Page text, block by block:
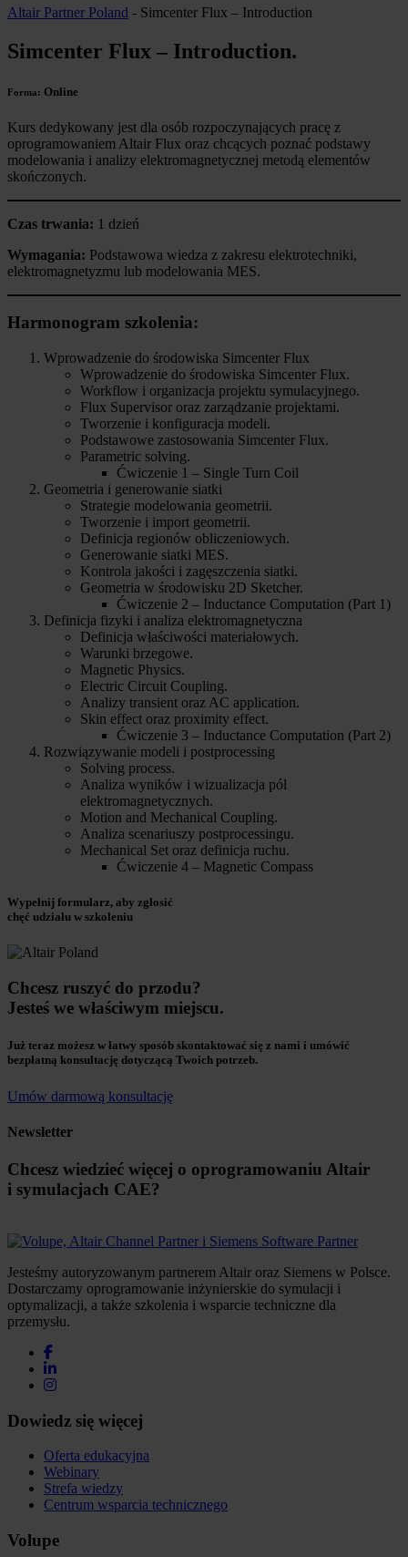
Altair Partner Poland - Simcenter Flux – Introduction
Simcenter Flux – Introduction.
Forma: Online
Kurs dedykowany jest dla osób rozpoczynających pracę z
oprogramowaniem Altair Flux oraz chcących poznać podstawy
modelowania i analizy elektromagnetycznej metodą elementów
skończonych.
Czas trwania: 1 dzień
Wymagania: Podstawowa wiedza z zakresu elektrotechniki,
elektromagnetyzmu lub modelowania MES.
Harmonogram szkolenia:
Wprowadzenie do środowiska Simcenter Flux
Wprowadzenie do środowiska Simcenter Flux.
Workflow i organizacja projektu symulacyjnego.
Flux Supervisor oraz zarządzanie projektami.
Tworzenie i konfiguracja modeli.
Podstawowe zastosowania Simcenter Flux.
Parametric solving.
Ćwiczenie 1 – Single Turn Coil
Geometria i generowanie siatki
Strategie modelowania geometrii.
Tworzenie i import geometrii.
Definicja regionów obliczeniowych.
Generowanie siatki MES.
Kontrola jakości i zagęszczenia siatki.
Geometria w środowisku 2D Sketcher.
Ćwiczenie 2 – Inductance Computation (Part 1)
Definicja fizyki i analiza elektromagnetyczna
Definicja właściwości materiałowych.
Warunki brzegowe.
Magnetic Physics.
Electric Circuit Coupling.
Analizy transient oraz AC application.
Skin effect oraz proximity effect.
Ćwiczenie 3 – Inductance Computation (Part 2)
Rozwiązywanie modeli i postprocessing
Solving process.
Analiza wyników i wizualizacja pól
elektromagnetycznych.
Motion and Mechanical Coupling.
Analiza scenariuszy postprocessingu.
Mechanical Set oraz definicja ruchu.
Ćwiczenie 4 – Magnetic Compass
Wypełnij formularz, aby zgłosić
chęć udziału w szkoleniu
Chcesz ruszyć do przodu?
Jesteś we właściwym miejscu.
Już teraz możesz w łatwy sposób skontaktować się z nami i umówić
bezpłatną konsultację dotyczącą Twoich potrzeb.
Umów darmową konsultację
Newsletter
Chcesz wiedzieć więcej o oprogramowaniu Altair
i symulacjach CAE?
Jesteśmy autoryzowanym partnerem Altair oraz Siemens w Polsce.
Dostarczamy oprogramowanie inżynierskie do symulacji i
optymalizacji, a także szkolenia i wsparcie techniczne dla
przemysłu.
Dowiedz się więcej
Oferta edukacyjna
Webinary
Strefa wiedzy
Centrum wsparcia technicznego
Volupe